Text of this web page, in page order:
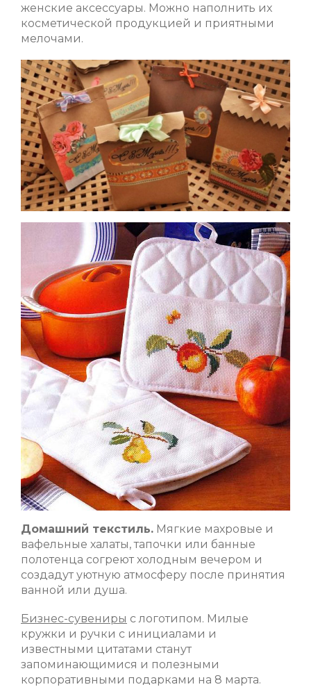
женские аксессуары. Можно наполнить их
косметической продукцией и приятными
мелочами.
Домашний текстиль. Мягкие махровые и
вафельные халаты, тапочки или банные
полотенца согреют холодным вечером и
создадут уютную атмосферу после принятия
ванной или душа.
Бизнес-сувениры с логотипом. Милые
кружки и ручки с инициалами и
известными цитатами станут
запоминающимися и полезными
корпоративными подарками на 8 марта.